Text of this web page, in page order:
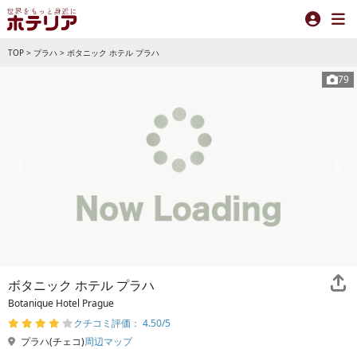
TOP > プラハ > ボタニック ホテル プラハ
79
ボタニック ホテル プラハ
Botanique Hotel Prague
クチコミ評価： 4.50/5
プラハ(チェコ)周辺マップ